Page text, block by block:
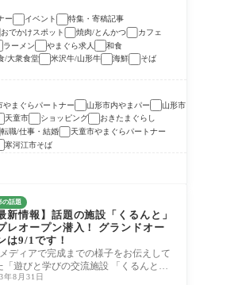
ー イベント
特集・寄稿記事
おでかけスポット 焼肉/とんかつ
カフェ
ラーメン やまぐら求人
和食
/大衆食堂 米沢牛/山形牛 海鮮
そば
やまぐらパートナー 山形市内やまパー
山形市
天童市 ショッピング
おきたまぐらし
転職/仕事・結婚
天童市やまぐらパートナー
寒河江市そば
の話題
新情報】話題の施設「くるんと」
レオープン潜入！ グランドオー
は9/1です！
ディアで完成までの様子をお伝えして
「遊びと学びの交流施設 「くるんと」
形県長井市）」。 2023年9月1日のグラ
年8月31日